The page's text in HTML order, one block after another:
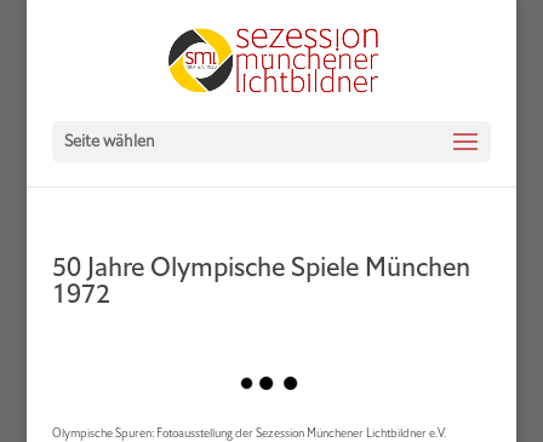
Seite wählen
50 Jahre Olympische Spiele München
1972
Olympische Spuren: Fotoausstellung der Sezession Münchener Lichtbildner e.V.